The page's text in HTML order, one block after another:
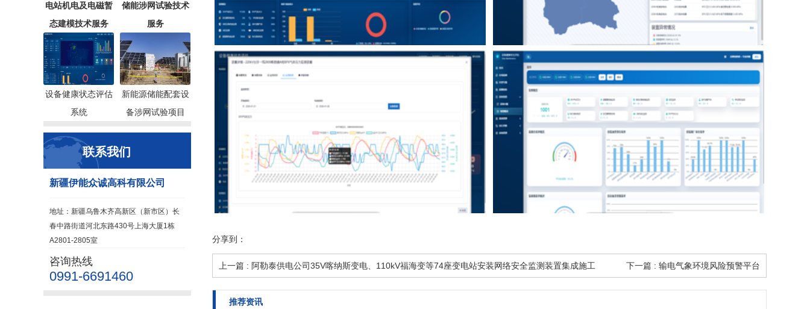
电站机电及电磁暂
态建模技术服务
储能涉网试验技术
服务
设备健康状态评估
系统
新能源储能配套设
备涉网试验项目
联系我们
新疆伊能众诚高科有限公司
地址：新疆乌鲁木齐高新区（新市区）长
春中路街道河北东路430号上海大厦1栋
A2801-2805室
咨询热线
0991-6691460
分享到：
上一篇 : 阿勒泰供电公司35V喀纳斯变电、110kV福海变等74座变电站安装网络安全监测装置集成施工 下一篇 : 输电气象环境风险预警平台
推荐资讯